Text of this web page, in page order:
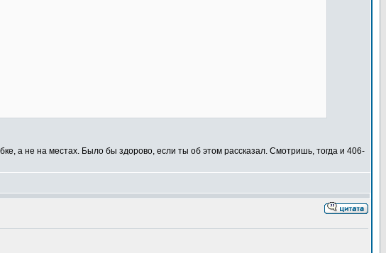
а не на местах. Было бы здорово, если ты об этом рассказал. Смотришь, тогда и 406-